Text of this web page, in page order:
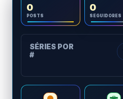
0
POSTS
0
SEGUIDORES
SÉRIES POR
#